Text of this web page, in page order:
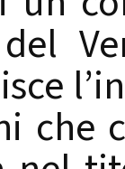
che